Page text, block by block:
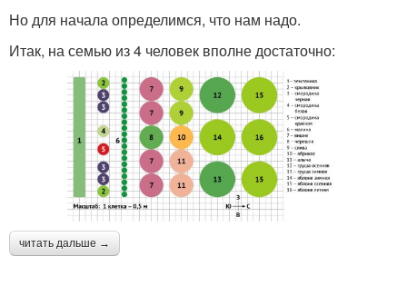
Но для начала определимся, что нам надо.
Итак, на семью из 4 человек вполне достаточно:
читать дальше →